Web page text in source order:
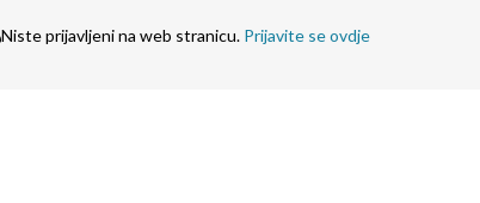
Niste prijavljeni na web stranicu. Prijavite se ovdje